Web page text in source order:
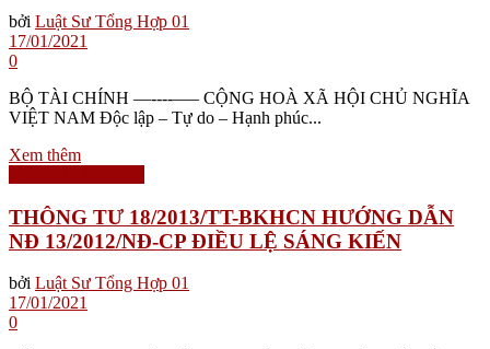
bởi Luật Sư Tổng Hợp 01
17/01/2021
0
BỘ TÀI CHÍNH ––----––– CỘNG HOÀ XÃ HỘI CHỦ NGHĨA
VIỆT NAM Độc lập – Tự do – Hạnh phúc...
Xem thêm
THÔNG TƯ 18/2013/TT-BKHCN HƯỚNG DẪN
NĐ 13/2012/NĐ-CP ĐIỀU LỆ SÁNG KIẾN
bởi Luật Sư Tổng Hợp 01
17/01/2021
0